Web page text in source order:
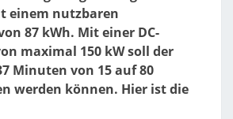
AUF
80
PROZENT)
einem nutzbaren
87 kWh. Mit einer DC-
maximal 150 kW soll der
Minuten von 15 auf 80
werden können. Hier ist die